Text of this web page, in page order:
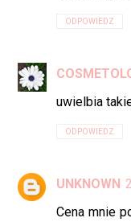
ODPOWIEDZ
uwielbia
ODPOWIEDZ
UNKNOWN
Cena mnie